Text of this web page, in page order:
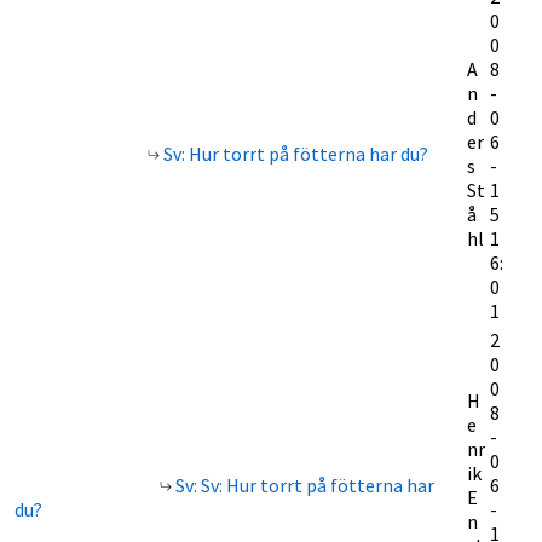
Sv: Hur torrt på fötterna har du?
A
n
d
er
s
St
å
hl
0
0
8
-
0
6
-
1
5
1
6:
0
1
Sv: Sv: Hur torrt på fötterna har
du?
H
e
nr
ik
E
n
2
0
0
8
-
0
6
-
1